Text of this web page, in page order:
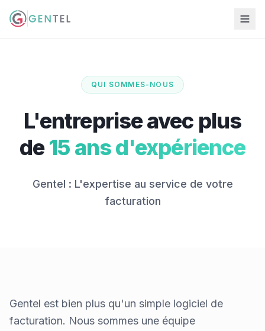
QUI SOMMES-NOUS
L'entreprise avec plus
de 15 ans d'expérience
Gentel : L'expertise au service de votre
facturation
Gentel est bien plus qu'un simple logiciel de
facturation. Nous sommes une équipe